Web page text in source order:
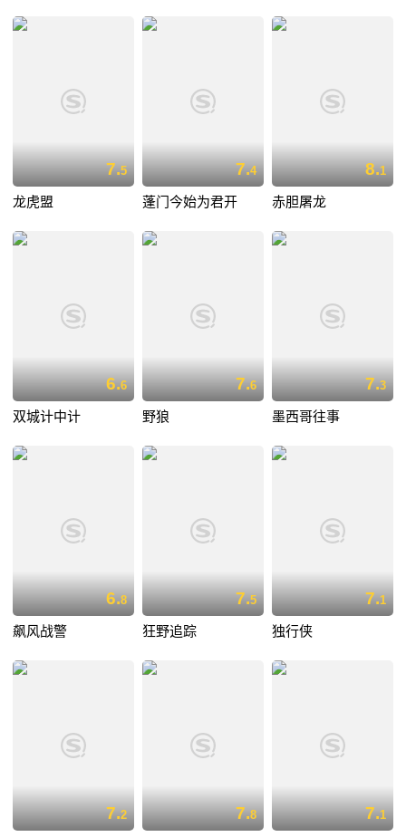
7.5
龙虎盟
7.4
蓬门今始为君开
8.1
赤胆屠龙
6.6
双城计中计
7.6
野狼
7.3
墨西哥往事
6.8
飙风战警
7.5
狂野追踪
7.1
独行侠
7.2 7.8 7.1